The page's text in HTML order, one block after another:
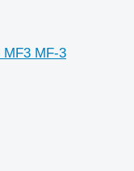
MF3 MF-3